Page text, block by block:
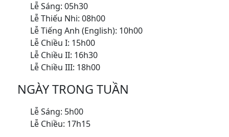
Lễ Sáng: 05h30
Lễ Thiếu Nhi: 08h00
Lễ Tiếng Anh (English): 10h00
Lễ Chiều I: 15h00
Lễ Chiều II: 16h30
Lễ Chiều III: 18h00
NGÀY TRONG TUẦN
Lễ Sáng: 5h00
Lễ Chiều: 17h15